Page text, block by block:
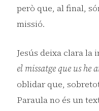
però que, al final,
missió.
Jesús deixa clara la
el missatge que us he
oblidar que,
Paraula no és un